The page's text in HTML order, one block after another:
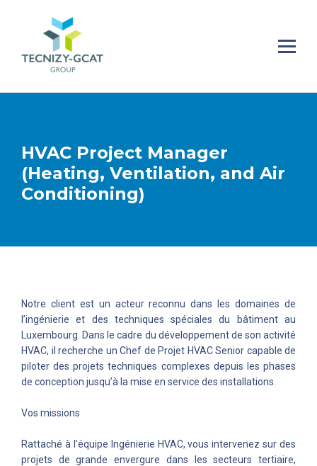
HVAC Project Manager
(Heating, Ventilation, and Air
Conditioning)
Notre client est un acteur reconnu dans les domaines de
l’ingénierie et des techniques spéciales du bâtiment au
Luxembourg. Dans le cadre du développement de son activité
HVAC, il recherche un Chef de Projet HVAC Senior capable de
piloter des projets techniques complexes depuis les phases
de conception jusqu’à la mise en service des installations.
Vos missions
Rattaché à l’équipe Ingénierie HVAC, vous intervenez sur des
projets de grande envergure dans les secteurs tertiaire,